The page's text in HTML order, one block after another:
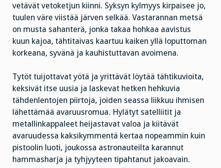
vetävät vetoketjun kiinni. Syksyn kylmyys kirpaisee jo,
tuulen väre viistää järven selkää. Vastarannan metsä
on musta sahanterä, jonka takaa hohkaa aavistus
kuun kajoa, tähtitaivas kaartuu kaiken yllä loputtoman
korkeana, syvänä ja kauhistuttavan avoimena.
Tytöt tuijottavat yötä ja yrittävät löytää tähtikuvioita,
keksivät itse uusia ja laskevat hetken hehkuvia
tähdenlentojen piirtoja, joiden seassa liikkuu ihmisen
lähettämää avaruusromua. Hylätyt satelliitit ja
metallinkappaleet heijastavat valoa ja kiitävät
avaruudessa kaksikymmentä kertaa nopeammin kuin
pistoolin luoti, joukossa astronauteilta karannut
hammasharja ja tyhjyyteen tipahtanut jakoavain.